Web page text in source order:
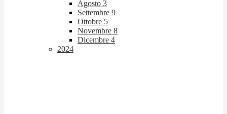
Agosto 3
Settembre 9
Ottobre 5
Novembre 8
Dicembre 4
2024